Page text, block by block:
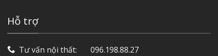
Hỗ trợ
Tư vấn nội thất: ‎ ‎ ‎ ‎ ‎ ‎ 096.198.88.27